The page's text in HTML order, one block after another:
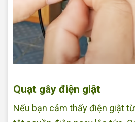
Quạt gây điện giật
Nếu bạn cảm thấy điện giật